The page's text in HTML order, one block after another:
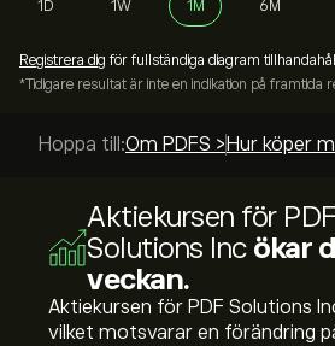
1D 1W 1M 6M
Registrera dig för fullständiga diagram
*Tidigare resultat är inte en indikation på framtida
Hoppa till:Om PDFS > Hur köper
Aktiekursen för PDF
Solutions Inc ökar
veckan.
Aktiekursen för PDF Solutions
vilket motsvarar en förändring